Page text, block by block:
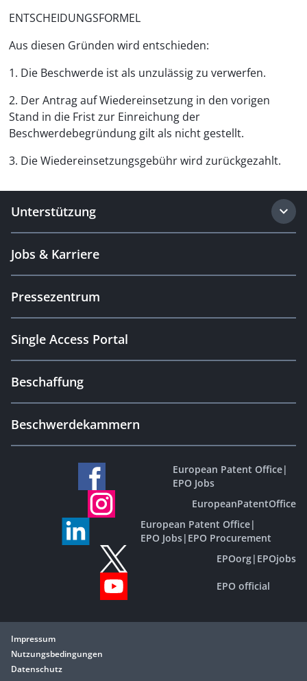
ENTSCHEIDUNGSFORMEL
Aus diesen Gründen wird entschieden:
1. Die Beschwerde ist als unzulässig zu verwerfen.
2. Der Antrag auf Wiedereinsetzung in den vorigen
Stand in die Frist zur Einreichung der
Beschwerdebegründung gilt als nicht gestellt.
3. Die Wiedereinsetzungsgebühr wird zurückgezahlt.
Unterstützung
Jobs & Karriere
Pressezentrum
Single Access Portal
Beschaffung
Beschwerdekammern
European Patent Office|
EPO Jobs
EuropeanPatentOffice
European Patent Office|
EPO Jobs| EPO Procurement
EPOorg| EPOjobs
EPO official
Impressum
Nutzungsbedingungen
Datenschutz